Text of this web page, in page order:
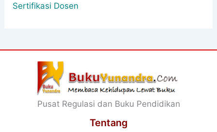
Sertifikasi Dosen
Pusat Regulasi dan Buku Pendidikan
Tentang